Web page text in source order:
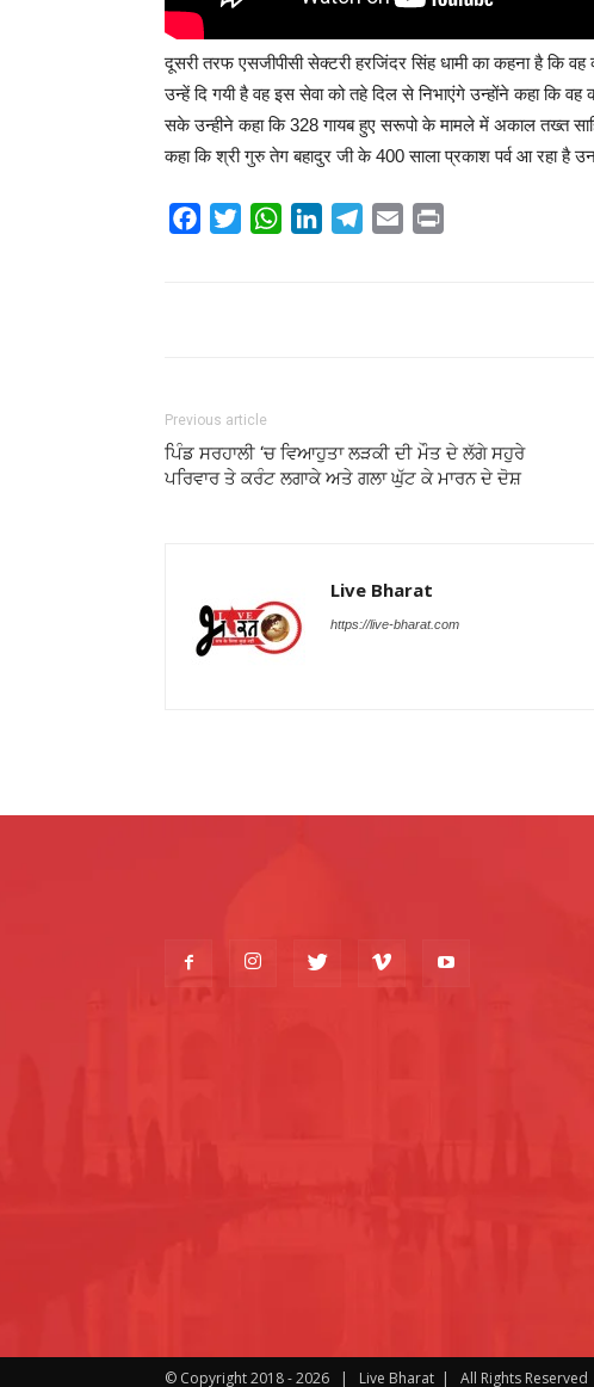
दूसरी तरफ एसजीपीसी सेक्टरी हरजिंदर सिंह धामी का कहना है कि
उन्हें दि गयी है वह इस सेवा को तहे दिल से निभाएंगे उन्होंने कहा कि
सके उन्हीने कहा कि 328 गायब हुए सरूपो के मामले में अकाल तख्त
कहा कि श्री गुरु तेग बहादुर जी के 400 साला प्रकाश पर्व आ रहा है
Facebook
TwitterWhatsAppLinkedInTelegram
Email
Previous article
ਪਿੰਡ ਸਰਹਾਲੀ ‘ਚ ਵਿਆਹੁਤਾ ਲੜਕੀ ਦੀ ਮੌਤ ਦੇ ਲੱਗੇ ਸਹੁਰੇ
ਪਰਿਵਾਰ ਤੇ ਕਰੰਟ ਲਗਾਕੇ ਅਤੇ ਗਲਾ ਘੁੱਟ ਕੇ ਮਾਰਨ ਦੇ ਦੋਸ਼
Live Bharat
https://live-bharat.com
© Copyright 2018 -2026 | Live Bharat | All Rights Reserved